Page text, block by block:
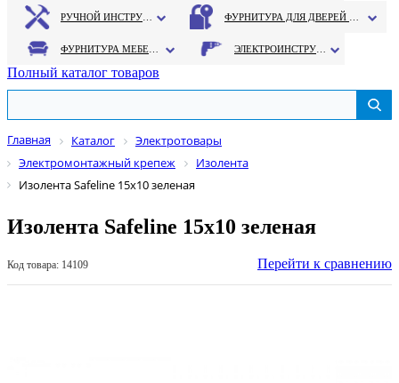
Полный каталог товаров
Главная Каталог
Электротовары
Электромонтажный крепеж
Изолента
Изолента Safeline 15х10 зеленая
Изолента Safeline 15х10 зеленая
Код товара: 14109 Перейти к сравнению